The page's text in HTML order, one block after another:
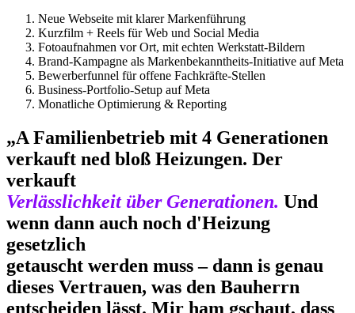
Neue Webseite mit klarer Markenführung
Kurzfilm + Reels für Web und Social Media
Fotoaufnahmen vor Ort, mit echten Werkstatt-Bildern
Brand-Kampagne als Markenbekanntheits-Initiative auf Meta
Bewerberfunnel für offene Fachkräfte-Stellen
Business-Portfolio-Setup auf Meta
Monatliche Optimierung & Reporting
„A Familienbetrieb mit 4 Generationen
verkauft ned bloß Heizungen. Der
verkauft
Verlässlichkeit über Generationen. Und
wenn dann auch noch d'Heizung
gesetzlich
getauscht werden muss – dann is genau
dieses Vertrauen, was den Bauherrn
entscheiden lässt. Mir ham gschaut, dass